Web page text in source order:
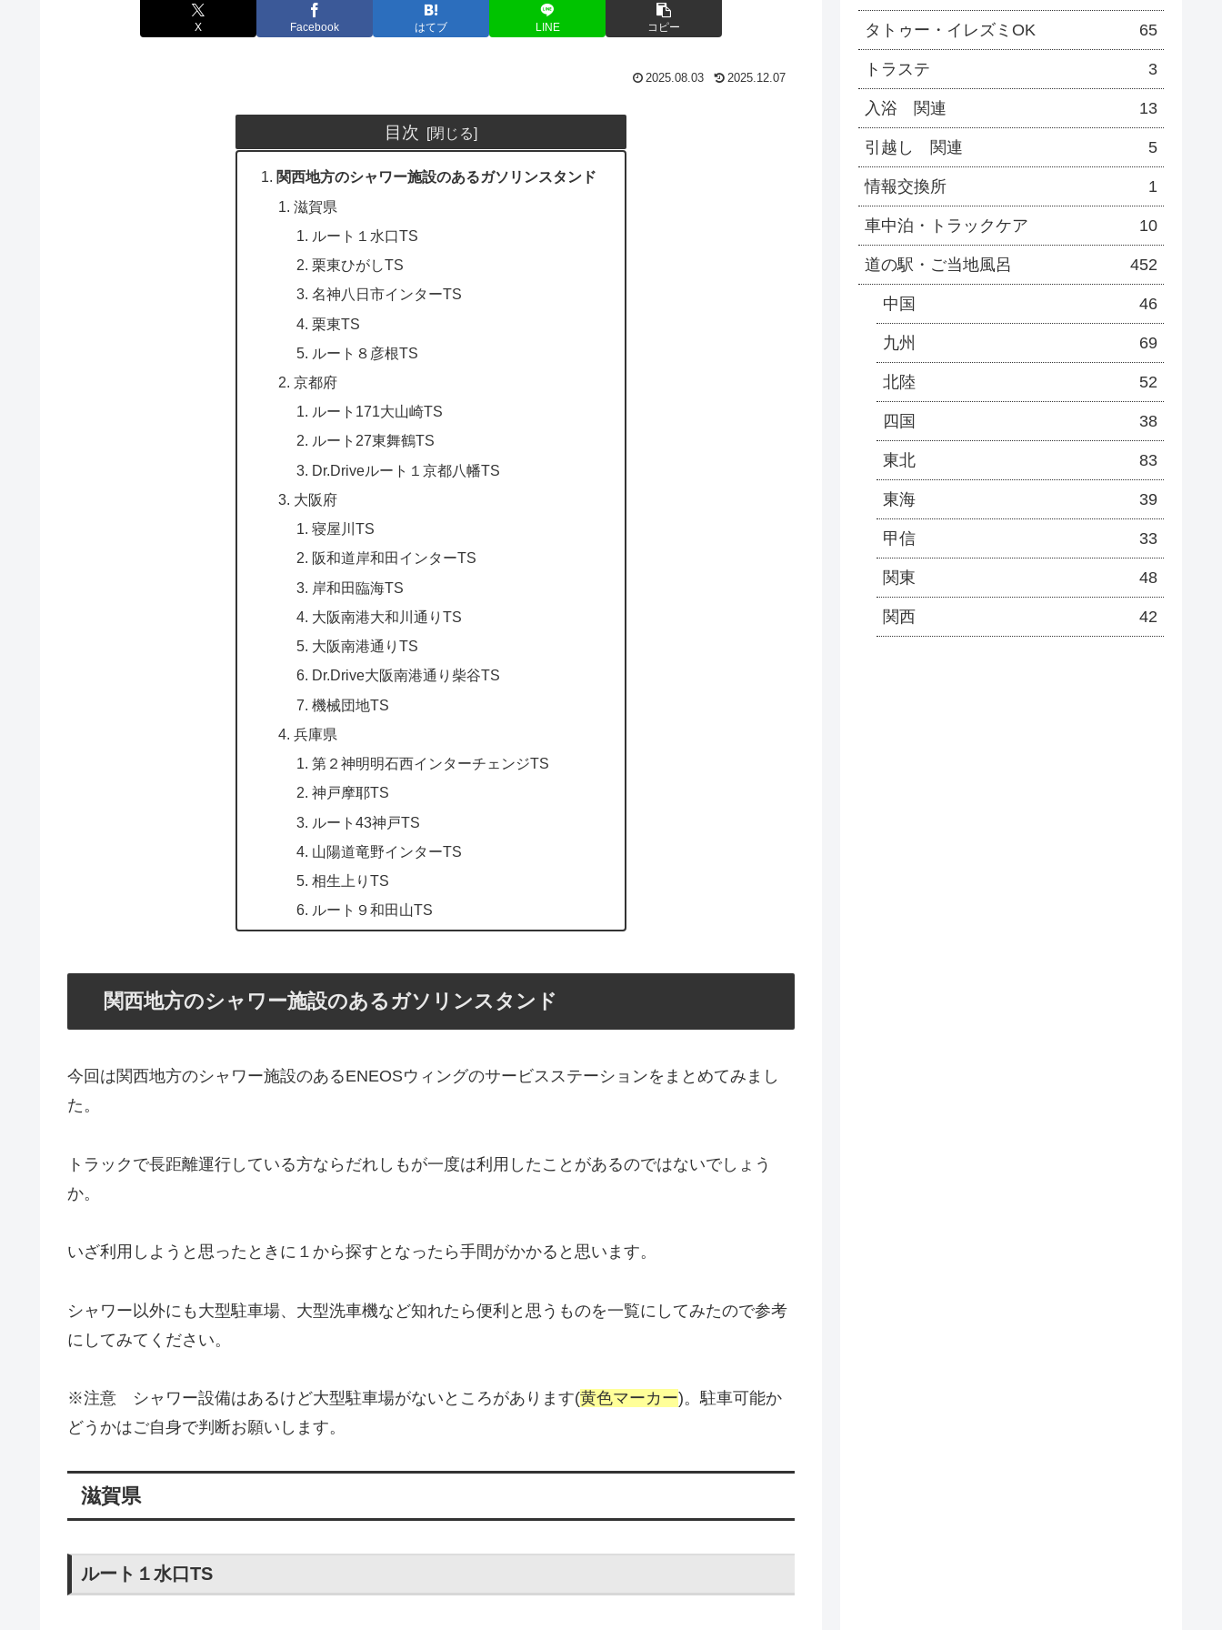
X Facebook はてブ LINE コピー
2025.08.03 2025.12.07
目次
関西地方のシャワー施設のあるガソリンスタンド
滋賀県
ルート１水口TS
栗東ひがしTS
名神八日市インターTS
栗東TS
ルート８彦根TS
京都府
ルート171大山崎TS
ルート27東舞鶴TS
Dr.Driveルート１京都八幡TS
大阪府
寝屋川TS
阪和道岸和田インターTS
岸和田臨海TS
大阪南港大和川通りTS
大阪南港通りTS
Dr.Drive大阪南港通り柴谷TS
機械団地TS
兵庫県
第２神明明石西インターチェンジTS
神戸摩耶TS
ルート43神戸TS
山陽道竜野インターTS
相生上りTS
ルート９和田山TS
関西地方のシャワー施設のあるガソリンスタンド
今回は関西地方のシャワー施設のあるENEOSウィングのサービスステーションをまとめてみまし
た。
トラックで長距離運行している方ならだれしもが一度は利用したことがあるのではないでしょう
か。
いざ利用しようと思ったときに１から探すとなったら手間がかかると思います。
シャワー以外にも大型駐車場、大型洗車機など知れたら便利と思うものを一覧にしてみたので参考
にしてみてください。
※注意 シャワー設備はあるけど大型駐車場がないところがあります(黄色マーカー)。駐車可能か
どうかはご自身で判断お願いします。
滋賀県
ルート１水口TS
タトゥー・イレズミOK 65
トラステ 3
入浴 関連 13
引越し 関連 5
情報交換所 1
車中泊・トラックケア 10
道の駅・ご当地風呂 452
中国 46
九州 69
北陸 52
四国 38
東北 83
東海 39
甲信 33
関東 48
関西 42